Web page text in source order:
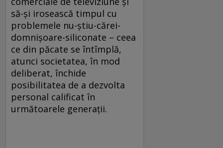
să-şi irosească timpul cu
problemele nu-ştiu-cărei-
domnişoare-siliconate – ceea
ce din păcate se întîmplă,
atunci societatea, în mod
deliberat, închide
posibilitatea de a dezvolta
personal calificat în
următoarele generaţii.